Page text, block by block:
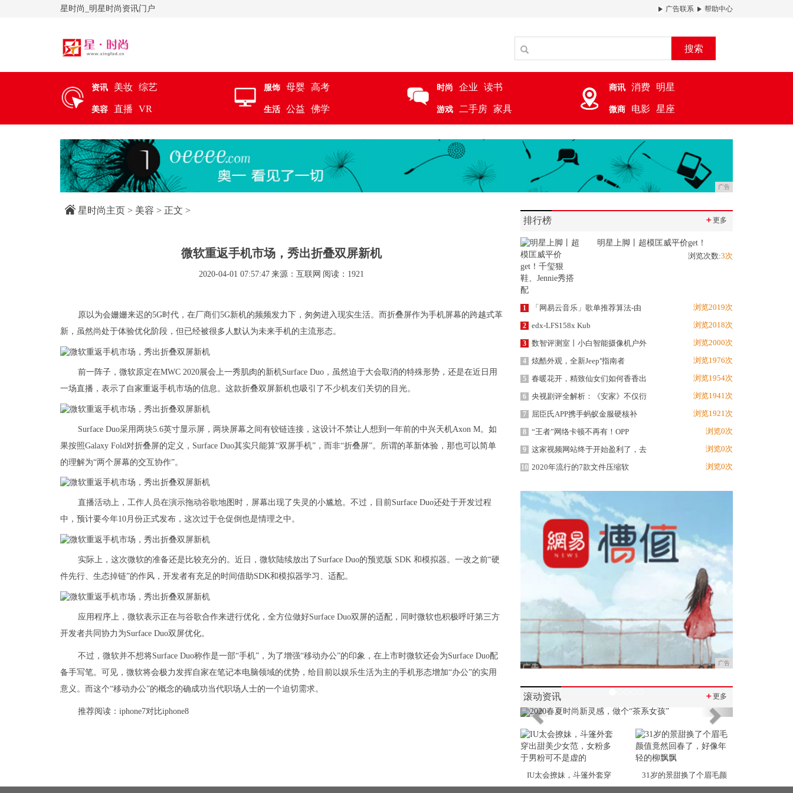
星时尚_明星时尚资讯门户 广告联系 帮助中心
搜索
资讯 美妆 综艺
美容 直播 VR
服饰 母婴 高考
生活 公益 佛学
时尚 企业 读书
游戏 二手房 家具
商讯 消费 明星
微商 电影 星座
广告
星时尚主页 > 美容 > 正文 >
微软重返手机市场，秀出折叠双屏新机
2020-04-01 07:57:47 来源：互联网 阅读：1921
原以为会姗姗来迟的5G时代，在厂商们5G新机的频频发力下，匆匆进入现实生活。而折叠屏作为手机屏幕的跨越式革
新，虽然尚处于体验优化阶段，但已经被很多人默认为未来手机的主流形态。
前一阵子，微软原定在MWC 2020展会上一秀肌肉的新机Surface Duo，虽然迫于大会取消的特殊形势，还是在近日用
一场直播，表示了自家重返手机市场的信息。这款折叠双屏新机也吸引了不少机友们关切的目光。
Surface Duo采用两块5.6英寸显示屏，两块屏幕之间有铰链连接，这设计不禁让人想到一年前的中兴天机Axon M。如
果按照Galaxy Fold对折叠屏的定义，Surface Duo其实只能算“双屏手机”，而非“折叠屏”。所谓的革新体验，那也可以简单
的理解为“两个屏幕的交互协作”。
直播活动上，工作人员在演示拖动谷歌地图时，屏幕出现了失灵的小尴尬。不过，目前Surface Duo还处于开发过程
中，预计要今年10月份正式发布，这次过于仓促倒也是情理之中。
实际上，这次微软的准备还是比较充分的。近日，微软陆续放出了Surface Duo的预览版 SDK 和模拟器。一改之前“硬
件先行、生态掉链”的作风，开发者有充足的时间借助SDK和模拟器学习、适配。
应用程序上，微软表示正在与谷歌合作来进行优化，全方位做好Surface Duo双屏的适配，同时微软也积极呼吁第三方
开发者共同协力为Surface Duo双屏优化。
不过，微软并不想将Surface Duo称作是一部“手机”，为了增强“移动办公”的印象，在上市时微软还会为Surface Duo配
备手写笔。可见，微软将会极力发挥自家在笔记本电脑领域的优势，给目前以娱乐生活为主的手机形态增加“办公”的实用
意义。而这个“移动办公”的概念的确成功当代职场人士的一个迫切需求。
推荐阅读： iphone7对比iphone8
排行榜 ＋更多
明星上脚丨超模匡威平价get！
浏览次数:3次
1 「网易云音乐」歌单推荐算法-由 浏览2019次
2 edx-LFS158x Kub 浏览2018次
3 数智评测室丨小白智能摄像机户外 浏览2000次
4 炫酷外观，全新Jeep⁺指南者 浏览1976次
5 春暖花开，精致仙女们如何香香出 浏览1954次
6 央视剧评全解析：《安家》不仅衍 浏览1941次
7 屈臣氏APP携手蚂蚁金服硬核补 浏览1921次
8 “王者”网络卡顿不再有！OPP 浏览0次
9 这家视频网站终于开始盈利了，去 浏览0次
10 2020年流行的7款文件压缩软 浏览0次
广告
滚动资讯 ＋更多
Previous Next
IU太会撩妹，斗篷外套穿 31岁的景甜换了个眉毛颜